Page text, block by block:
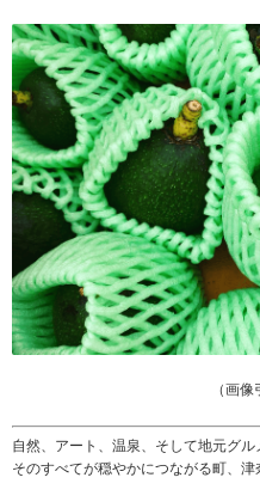
（画
自然、アート、温泉、そして地元グル
そのすべてが穏やかにつながる町、津